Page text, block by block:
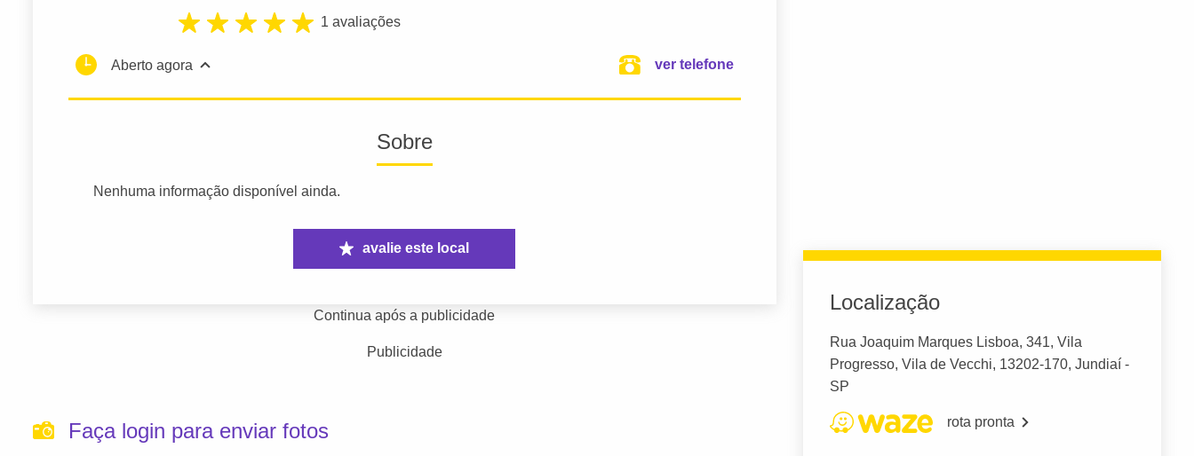
1 avaliações
Aberto agora ver telefone
Sobre
Nenhuma informação disponível ainda.
avalie este local
Continua após a publicidade
Publicidade
Faça login para enviar fotos
Localização
Rua Joaquim Marques Lisboa, 341, Vila
Progresso, Vila de Vecchi, 13202-170, Jundiaí -
SP
rota pronta